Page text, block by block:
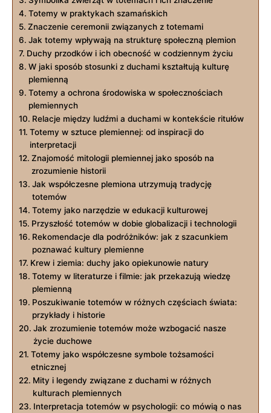
Totemy w praktykach szamańskich
Znaczenie ceremonii związanych z totemami
Jak totemy wpływają na strukturę społeczną plemion
Duchy przodków i ich obecność w codziennym życiu
W jaki sposób stosunki z duchami kształtują kulturę
plemienną
Totemy a ochrona środowiska w społecznościach
plemiennych
Relacje między ludźmi a duchami w kontekście ritułów
Totemy w sztuce plemiennej: od inspiracji do
interpretacji
Znajomość mitologii plemiennej jako sposób na
zrozumienie historii
Jak współczesne plemiona utrzymują tradycję
totemów
Totemy jako narzędzie w edukacji kulturowej
Przyszłość totemów w dobie globalizacji i technologii
Rekomendacje dla podróżników: jak z szacunkiem
poznawać kultury plemienne
Krew i ziemia: duchy jako opiekunowie natury
Totemy w literaturze i filmie: jak przekazują wiedzę
plemienną
Poszukiwanie totemów w różnych częściach świata:
przykłady i historie
Jak zrozumienie totemów może wzbogacić nasze
życie duchowe
Totemy jako współczesne symbole tożsamości
etnicznej
Mity i legendy związane z duchami w różnych
kulturach plemiennych
Interpretacja totemów w psychologii: co mówią o nas